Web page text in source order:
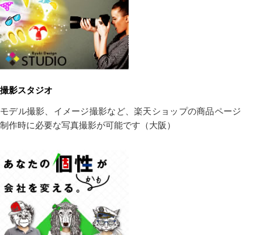
撮影スタジオ
モデル撮影、イメージ撮影など、楽天ショップの商品ページ
制作時に必要な写真撮影が可能です（大阪）